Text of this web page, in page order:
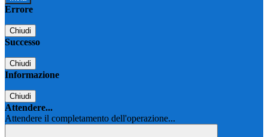
Errore
Chiudi
Successo
Chiudi
Informazione
Chiudi
Attendere...
Attendere il completamento dell'operazione...